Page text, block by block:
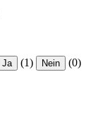
Ja (1) Nein (0)